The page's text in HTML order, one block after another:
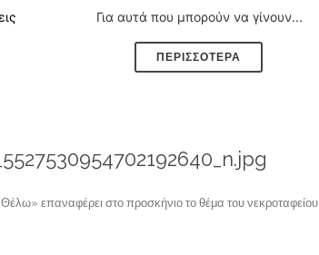
Για αυτά που μπορούν να γίνουν...
ΠΕΡΙΣΣΟΤΕΡΑ
επαναφέρει στο προσκήνιο το θέμα του νεκροταφείου